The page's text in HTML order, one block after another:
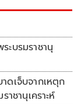
ะบรมราชานุ
ดเจ็บจากเหตุก
าชานุเคราะห์